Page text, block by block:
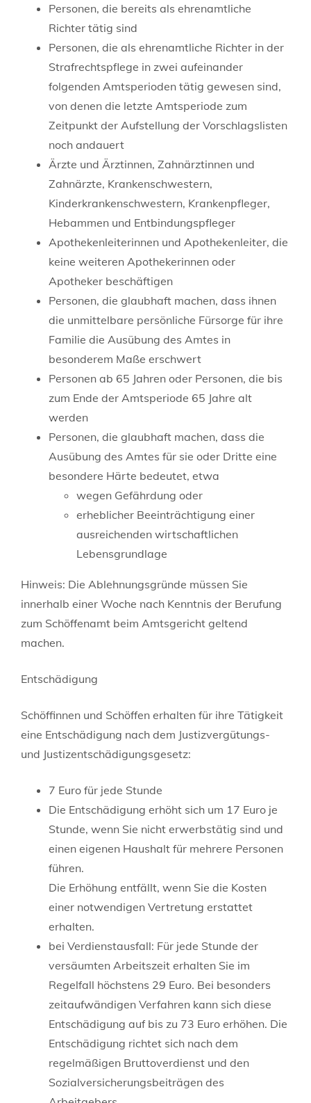
Personen, die bereits als ehrenamtliche
Richter tätig sind
Personen, die als ehrenamtliche Richter in der
Strafrechtspflege in zwei aufeinander
folgenden Amtsperioden tätig gewesen sind,
von denen die letzte Amtsperiode zum
Zeitpunkt der Aufstellung der Vorschlagslisten
noch andauert
Ärzte und Ärztinnen, Zahnärztinnen und
Zahnärzte, Krankenschwestern,
Kinderkrankenschwestern, Krankenpfleger,
Hebammen und Entbindungspfleger
Apothekenleiterinnen und Apothekenleiter, die
keine weiteren Apothekerinnen oder
Apotheker beschäftigen
Personen, die glaubhaft machen, dass ihnen
die unmittelbare persönliche Fürsorge für ihre
Familie die Ausübung des Amtes in
besonderem Maße erschwert
Personen ab 65 Jahren oder Personen, die bis
zum Ende der Amtsperiode 65 Jahre alt
werden
Personen, die glaubhaft machen, dass die
Ausübung des Amtes für sie oder Dritte eine
besondere Härte bedeutet, etwa
wegen Gefährdung oder
erheblicher Beeinträchtigung einer
ausreichenden wirtschaftlichen
Lebensgrundlage
Hinweis: Die Ablehnungsgründe müssen Sie
innerhalb einer Woche nach Kenntnis der Berufung
zum Schöffenamt beim Amtsgericht geltend
machen.
Entschädigung
Schöffinnen und Schöffen erhalten für ihre Tätigkeit
eine Entschädigung nach dem Justizvergütungs-
und Justizentschädigungsgesetz:
7 Euro für jede Stunde
Die Entschädigung erhöht sich um 17 Euro je
Stunde, wenn Sie nicht erwerbstätig sind und
einen eigenen Haushalt für mehrere Personen
führen.
Die Erhöhung entfällt, wenn Sie die Kosten
einer notwendigen Vertretung erstattet
erhalten.
bei Verdienstausfall: Für jede Stunde der
versäumten Arbeitszeit erhalten Sie im
Regelfall höchstens 29 Euro. Bei besonders
zeitaufwändigen Verfahren kann sich diese
Entschädigung auf bis zu 73 Euro erhöhen. Die
Entschädigung richtet sich nach dem
regelmäßigen Bruttoverdienst und den
Sozialversicherungsbeiträgen des